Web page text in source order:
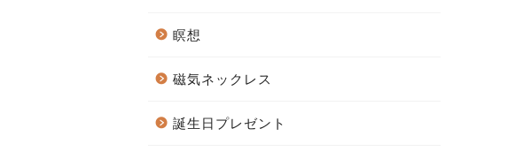
瞑想
磁気ネックレス
誕生日プレゼント